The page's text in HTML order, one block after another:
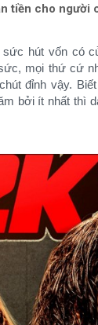
tiền cho người
hút vốn có
mọi thứ cứ
đỉnh vậy.
bởi ít nhất thì